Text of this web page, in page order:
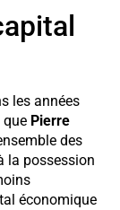
les années
que Pierre
des
la possession
économique